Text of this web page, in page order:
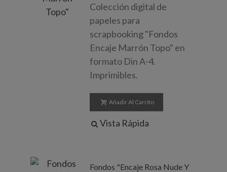
Colección digital de
papeles para
scrapbooking "Fondos
Encaje Marrón Topo" en
formato Din A-4.
Imprimibles.
Añadir Al Carrito
Vista Rápida
Fondos "Encaje Rosa Nude Y